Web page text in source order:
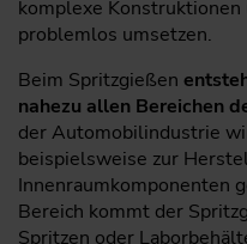
komplexe
problemlos umsetzen.
Beim Spritzgießen
nahezu allen Bereichen
der Automobilindustrie
beispielsweise zur
Innenraumkomponenten
Bereich kommt der
Spritzen oder